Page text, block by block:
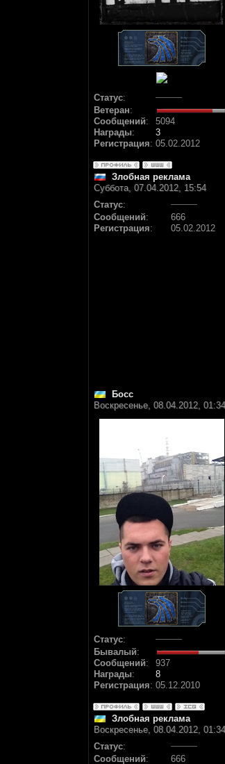
Статус:
Ветеран:
Сообщений:
5094
Награды:
3
Регистрация: 05.02.2012
Злобная реклама
Суббота, 07.04.2012, 15:54
Статус:
Сообщений:
666
Регистрация: 05.02.2012
Босс
Воскресенье, 08.04.2012,
Статус:
Бывалый:
Сообщений:
937
Награды:
8
Регистрация: 05.12.2010
Злобная реклама
Воскресенье, 08.04.2012, 01:34
Статус:
Сообщений: 666